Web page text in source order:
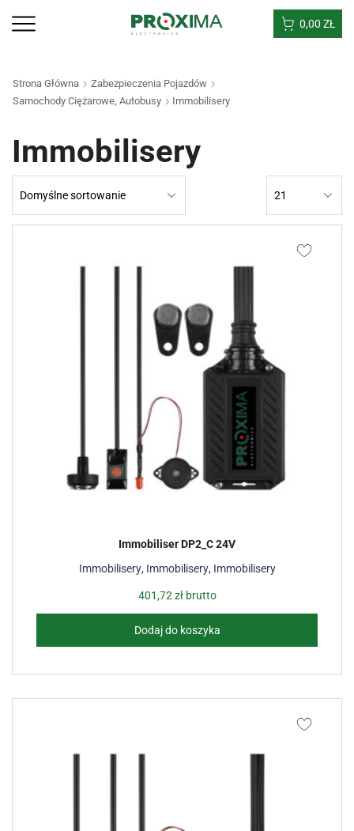
0,00 ZŁ
Strona Główna
Zabezpieczenia Pojazdów
Samochody Ciężarowe, Autobusy
Immobilisery
Immobilisery
Immobilisery, Immobilisery, Immobilisery
Immobiliser DP2_C 24V
401,72 złbrutto
Dodaj do koszyka